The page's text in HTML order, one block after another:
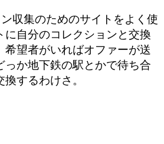
収集のためのサイトをよく使
に自分のコレクションと交換
希望者がいればオファーが送
っか地下鉄の駅とかで待ち合
するわけさ。